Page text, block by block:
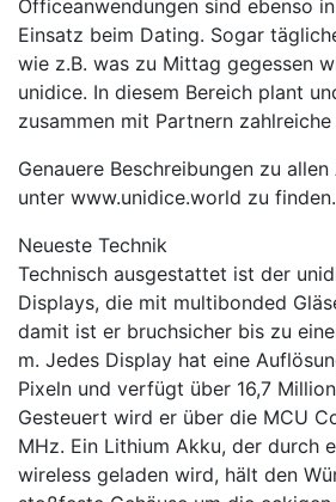
Officeanwendungen sind ebenso
Einsatz beim Dating. Sogar
wie z.B. was zu Mittag gegessen
unidice. In diesem Bereich plant
zusammen mit Partnern
Genauere Beschreibungen zu
unter www.unidice.world zu finden.
Neueste Technik
Technisch ausgestattet ist der
Displays, die mit multibonded
damit ist er bruchsicher bis zu
m. Jedes Display hat eine
Pixeln und verfügt über 16,7
Gesteuert wird er über die MCU
MHz. Ein Lithium Akku, der durch
wireless geladen wird, hält den